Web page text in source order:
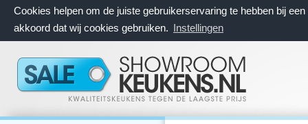
Cookies helpen om de juiste gebruikerservaring te hebben bij
akkoord dat wij cookies gebruiken. Instellingen